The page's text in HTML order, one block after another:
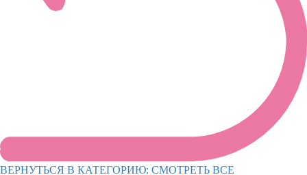
ВЕРНУТЬСЯ В КАТЕГОРИЮ: СМОТРЕТЬ ВСЕ